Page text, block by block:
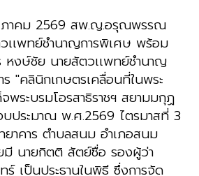
าคม 2569 สพ.ญ.อรุณพรรณ
เเพทย์ชำนาญการพิเศษ พร้อม
งษ์ชัย นายสัตวเเพทย์ชำนาญ
ร "คลินิกเกษตรเคลื่อนที่ในพระ
จพระบรมโอรสาธิราชฯ สยามมกุฏ
บประมาณ พ.ศ.2569 ไตรมาสที่ 3
าคาร ตำบลสนม อำเภอสนม
นายกิตติ สัตย์ซื่อ รองผู้ว่า
ร์ เป็นประธานในพิธี ซึ่งการจัด